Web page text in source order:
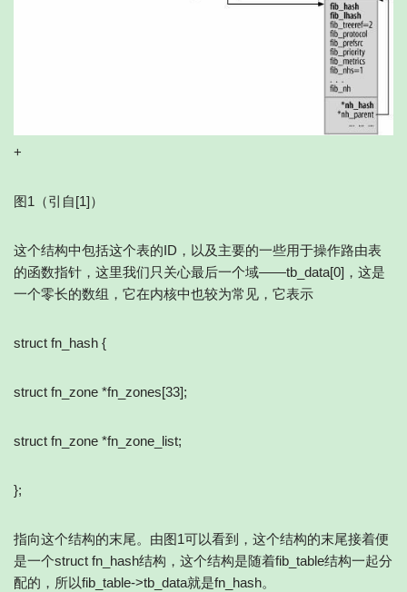
+
图1（引自[1]）
这个结构中包括这个表的ID，以及主要的一些用于操作路由表
的函数指针，这里我们只关心最后一个域――tb_data[0]，这是
一个零长的数组，它在内核中也较为常见，它表示
struct fn_hash {
struct fn_zone *fn_zones[33];
struct fn_zone *fn_zone_list;
};
指向这个结构的末尾。由图1可以看到，这个结构的末尾接着便
是一个struct fn_hash结构，这个结构是随着fib_table结构一起分
配的，所以fib_table->tb_data就是fn_hash。